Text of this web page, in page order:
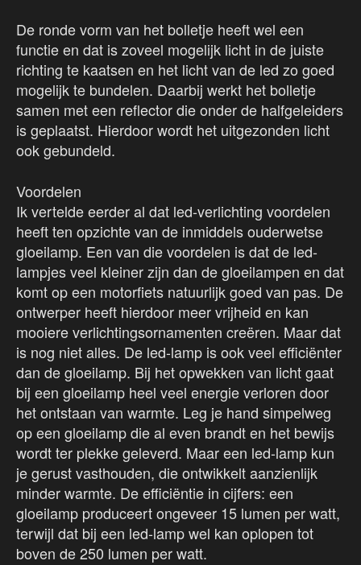
De ronde vorm van het bolletje heeft wel een
functie en dat is zoveel mogelijk licht in de juiste
richting te kaatsen en het licht van de led zo goed
mogelijk te bundelen. Daarbij werkt het bolletje
samen met een reflector die onder de halfgeleiders
is geplaatst. Hierdoor wordt het uitgezonden licht
ook gebundeld.
Voordelen
Ik vertelde eerder al dat led-verlichting voordelen
heeft ten opzichte van de inmiddels ouderwetse
gloeilamp. Een van die voordelen is dat de led-
lampjes veel kleiner zijn dan de gloeilampen en dat
komt op een motorfiets natuurlijk goed van pas. De
ontwerper heeft hierdoor meer vrijheid en kan
mooiere verlichtingsornamenten creëren. Maar dat
is nog niet alles. De led-lamp is ook veel efficiënter
dan de gloeilamp. Bij het opwekken van licht gaat
bij een gloeilamp heel veel energie verloren door
het ontstaan van warmte. Leg je hand simpelweg
op een gloeilamp die al even brandt en het bewijs
wordt ter plekke geleverd. Maar een led-lamp kun
je gerust vasthouden, die ontwikkelt aanzienlijk
minder warmte. De efficiëntie in cijfers: een
gloeilamp produceert ongeveer 15 lumen per watt,
terwijl dat bij een led-lamp wel kan oplopen tot
boven de 250 lumen per watt.